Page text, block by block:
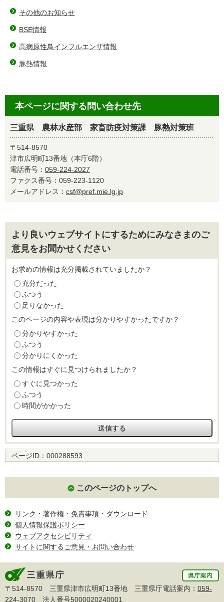
その他のお知らせ
BSE情報
高病原性鳥インフルエンザ情報
豚熱情報
本ページに関する問い合わせ先
三重県 農林水産部 家畜防疫対策課 豚熱対策班
〒514-8570
津市広明町13番地（本庁6階）
電話番号： 059-224-2027
ファクス番号：059-223-1120
メールアドレス： csf@pref.mie.lg.jp
より良いウェブサイトにするためにみなさまのご
意見をお聞かせください
お求めの情報は充分掲載されていましたか？
充分だった
ふつう
足りなかった
このページの内容や表現は分かりやすかったですか？
分かりやすかった
ふつう
分かりにくかった
この情報はすぐに見つけられましたか？
すぐに見つかった
ふつう
時間がかかった
ページID： 000288593
このページのトップへ
リンク・著作権・免責事項・ダウンロード
個人情報保護ポリシー
ウェブアクセシビリティ
サイトに関するご意見・お問い合わせ
〒514-8570 三重県津市広明町13番地 三重県庁電話案内： 059-
224-3070 法人番号5000020240001